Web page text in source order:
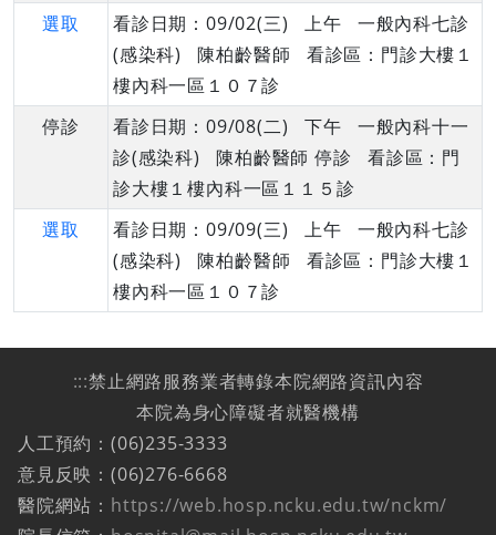
選取
看診日期：09/02(三) 上午 一般內科七診
(感染科) 陳柏齡醫師 看診區：門診大樓１
樓內科一區１０７診
停診
看診日期：09/08(二) 下午 一般內科十一
診(感染科) 陳柏齡醫師 停診 看診區：門
診大樓１樓內科一區１１５診
選取
看診日期：09/09(三) 上午 一般內科七診
(感染科) 陳柏齡醫師 看診區：門診大樓１
樓內科一區１０７診
:::禁止網路服務業者轉錄本院網路資訊內容
本院為身心障礙者就醫機構
人工預約：(06)235-3333
意見反映：(06)276-6668
醫院網站： https://web.hosp.ncku.edu.tw/nckm/